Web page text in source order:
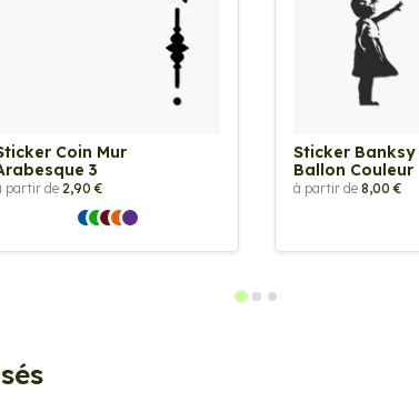
Coin Mur
3
partir de 2,90 €
Sticker Banksy
Ballon Couleur
à partir de 8,00 €